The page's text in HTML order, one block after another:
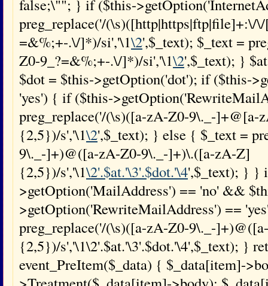
false;\""; } if ($this-
preg_replace('/(\s)([http|https|ftp|file]+:\/
=&%;+-.\/]*)/si','\1\2',$_text); $_text =
Z0-9_?=&%;+-.\/]*)/si','\1\2',$_text); }
$dot = $this->getOption('dot'); if ($this-
'yes') { if ($this-
preg_replace('/(\s)([a-zA-Z0-9\._-
{2,5})/s','\1\2',$_text); } else { $_text =
9\._-]+)@([a-zA-Z0-9\._-]+)\.([a-zA-Z]
{2,5})/s','\1\2'.$at.'\3'.$dot.'\4',$_text); } }
>getOption('MailAddress') == 'no' &&
>getOption('RewriteMailAddress') ==
preg_replace('/(\s)([a-zA-Z0-9\._-
{2,5})/s','\1\2'.$at.'\3'.$dot.'\4',$_text); }
event_PreItem($_data) { $_data[item]-